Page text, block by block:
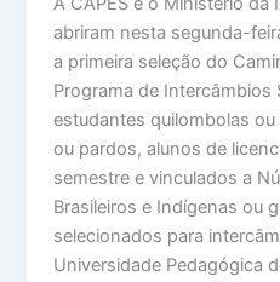
abriram nesta segunda-
a primeira seleção do
Programa de Intercâmbios
estudantes quilombolas
ou pardos, alunos de
semestre e vinculados a
Brasileiros e Indígenas ou
selecionados para
Universidade Pedagógica